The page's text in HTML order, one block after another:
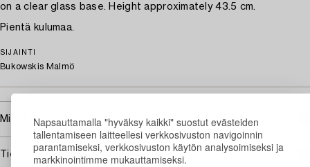
Napsauttamalla "hyväksy kaikki" suostut evästeiden
tallentamiseen laitteellesi verkkosivuston navigoinnin
parantamiseksi, verkkosivuston käytön analysoimiseksi ja
markkinointimme mukauttamiseksi.
on a clear glass base. Height approximately 43.5 cm.
Pientä kulumaa.
SIJAINTI
Bukowskis Malmö
Mitä kuljetus maksaa?
Tietoa ostamisesta